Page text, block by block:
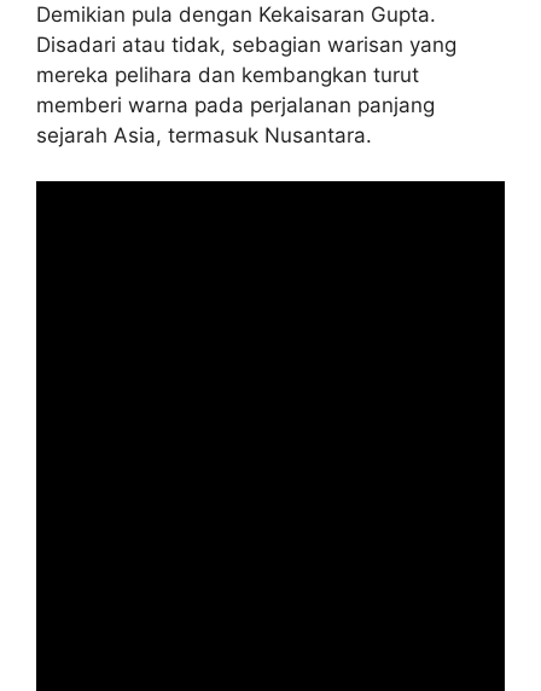
Demikian pula dengan Kekaisaran Gupta.
Disadari atau tidak, sebagian warisan yang
mereka pelihara dan kembangkan turut
memberi warna pada perjalanan panjang
sejarah Asia, termasuk Nusantara.